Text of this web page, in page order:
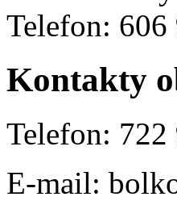
Telefon: 606
Kontakty
Telefon: 722
E-mail: